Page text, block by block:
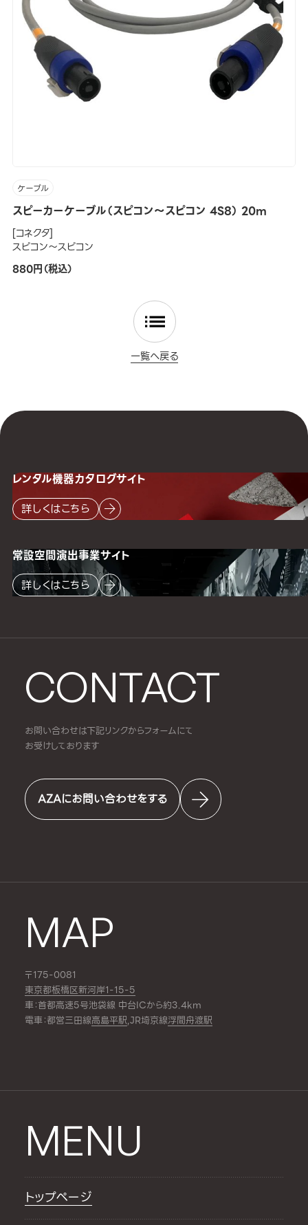
ケーブル
スピーカーケーブル（スピコン～スピコン 4S8） 20m
[コネクタ]
スピコン～スピコン
880円（税込）
一覧へ戻る
CONTACT
お問い合わせは下記リンクからフォームにて
お受けしております
AZAにお問い合わせをする
MAP
〒175-0081
東京都板橋区新河岸1-15-5
車：首都高速5号池袋線 中台ICから約3.4km
電車：都営三田線高島平駅,JR埼京線浮間舟渡駅
レンタル機器カタログサイト
詳しくはこちら
常設空間演出事業サイト
詳しくはこちら
MENU
トップページ